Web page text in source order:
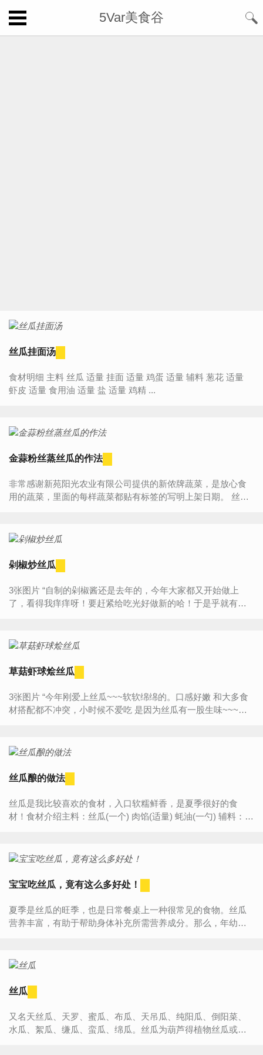
5Var美食谷
丝瓜挂面汤
食材明细 主料 丝瓜 适量 挂面 适量 鸡蛋 适量 辅料 葱花 适量
虾皮 适量 食用油 适量 盐 适量 鸡精 ...
金蒜粉丝蒸丝瓜的作法
非常感谢新苑阳光农业有限公司提供的新侬牌蔬菜，是放心食
用的蔬菜，里面的每样蔬菜都贴有标签的写明上架日期。 丝瓜
剁椒炒丝瓜
3张图片 “自制的剁椒酱还是去年的，今年大家都又开始做上
了，看得我痒痒呀！要赶紧给吃光好做新的哈！于是乎就有了
草菇虾球烩丝瓜
3张图片 “今年刚爱上丝瓜~~~软软绵绵的。口感好嫩 和大多食
材搭配都不冲突，小时候不爱吃 是因为丝瓜有一股生味~~~自
丝瓜酿的做法
丝瓜是我比较喜欢的食材，入口软糯鲜香，是夏季很好的食
材！食材介绍主料：丝瓜(一个) 肉馅(适量) 蚝油(一勺) 辅料：
宝宝吃丝瓜，竟有这么多好处！
夏季是丝瓜的旺季，也是日常餐桌上一种很常见的食物。丝瓜
营养丰富，有助于帮助身体补充所需营养成分。那么，年幼宝
丝瓜
又名天丝瓜、天罗、蜜瓜、布瓜、天吊瓜、纯阳瓜、倒阳菜、
水瓜、絮瓜、缣瓜、蛮瓜、绵瓜。丝瓜为葫芦得植物丝瓜或粤